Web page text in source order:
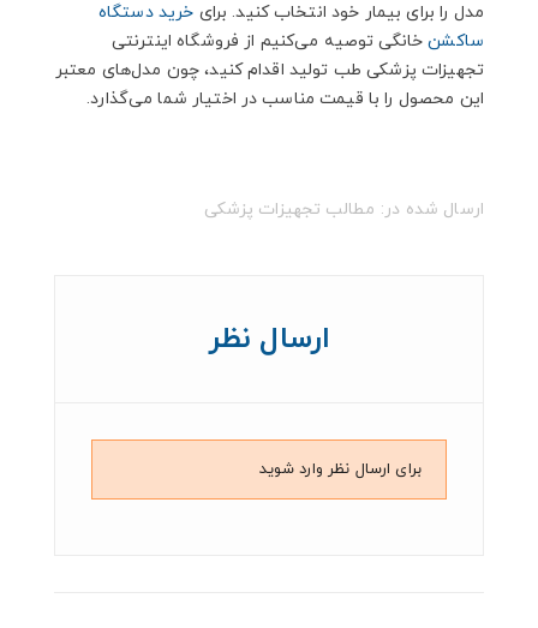
مدل را برای بیمار خود انتخاب کنید. برای خرید دستگاه
ساکشنخانگی توصیه می‌کنیم از فروشگاه اینترنتی
تجهیزات پزشکی طب تولید اقدام کنید، چون مدل‌های معتبر
این محصول را با قیمت مناسب در اختیار شما می‌گذارد.
ارسال شده در: مطالب تجهیزات پزشکی
ارسال نظر
برای ارسال نظر وارد شوید